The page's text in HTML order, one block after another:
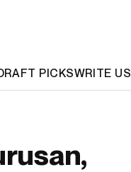
PICKSWRITE US